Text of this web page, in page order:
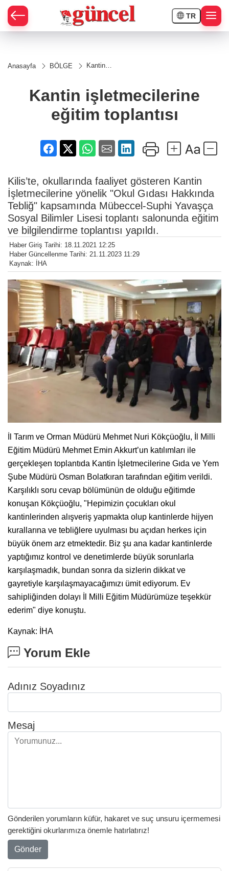
TR
Anasayfa BÖLGE
Kantin
toplantısı
Kantin işletmecilerine
eğitim toplantısı
Kilis’te, okullarında faaliyet gösteren Kantin
İşletmecilerine yönelik "Okul Gıdası Hakkında
Tebliğ" kapsamında Mübeccel-Suphi Yavaşça
Sosyal Bilimler Lisesi toplantı salonunda eğitim
ve bilgilendirme toplantısı yapıldı.
Haber Giriş Tarihi: 18.11.2021 12:25
Haber Güncellenme Tarihi: 21.11.2023 11:29
Kaynak: İHA
İl Tarım ve Orman Müdürü Mehmet Nuri Kökçüoğlu, İl Milli
Eğitim Müdürü Mehmet Emin Akkurt’un katılımları ile
gerçekleşen toplantıda Kantin İşletmecilerine Gıda ve Yem
Şube Müdürü Osman Bolatkıran tarafından eğitim verildi.
Karşılıklı soru cevap bölümünün de olduğu eğitimde
konuşan Kökçüoğlu, "Hepimizin çocukları okul
kantinlerinden alışveriş yapmakta olup kantinlerde hijyen
kurallarına ve tebliğlere uyulması bu açıdan herkes için
büyük önem arz etmektedir. Biz şu ana kadar kantinlerde
yaptığımız kontrol ve denetimlerde büyük sorunlarla
karşılaşmadık, bundan sonra da sizlerin dikkat ve
gayretiyle karşılaşmayacağımızı ümit ediyorum. Ev
sahipliğinden dolayı İl Milli Eğitim Müdürümüze teşekkür
ederim" diye konuştu.
Kaynak: İHA
Yorum Ekle
Adınız Soyadınız
Mesaj
Gönderilen yorumların küfür, hakaret ve suç unsuru içermemesi
gerektiğini okurlarımıza önemle hatırlatırız!
Gönder